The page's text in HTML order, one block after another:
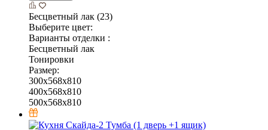
Бесцветный лак (23)
Выберите цвет:
Варианты отделки :
Бесцветный лак
Тонировки
Размер:
300x568x810
400x568x810
500x568x810